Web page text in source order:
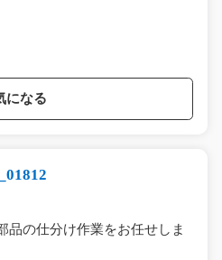
になる
品の仕分け作業をお任せしま